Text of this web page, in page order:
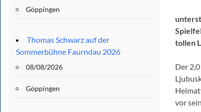
tollen
Der
vor
Göppingen
Thomas Schwarz auf der
Sommerbühne Faurndau 2026
08/08/2026
Göppingen